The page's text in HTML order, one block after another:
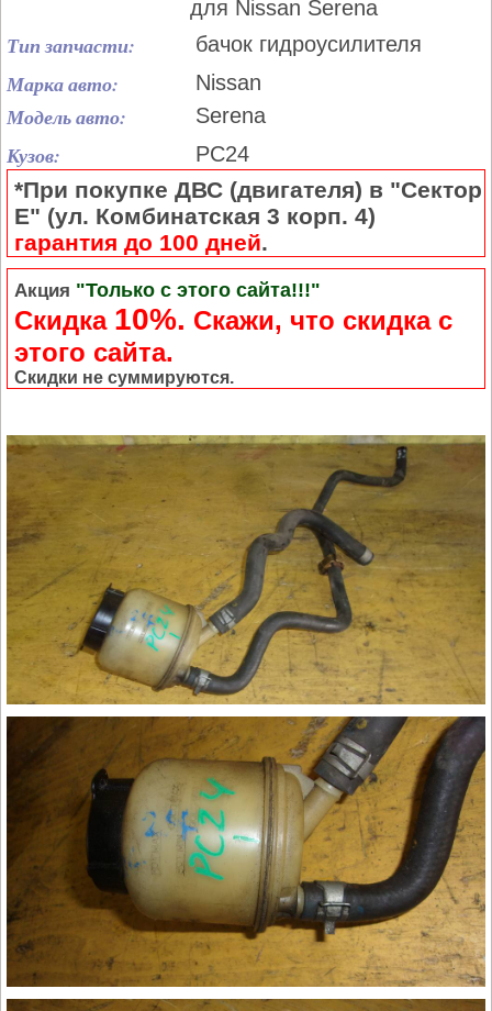
для Nissan Serena
Тип запчасти: бачок гидроусилителя
Марка авто: Nissan
Модель авто: Serena
Кузов: PC24
*При покупке ДВС (двигателя) в "Сектор
Е" (ул. Комбинатская 3 корп. 4)
гарантия до 100 дней.
Акция "Только с этого сайта!!!"
Скидка 10%. Cкажи, что скидка с
этого сайта.
Скидки не суммируются.